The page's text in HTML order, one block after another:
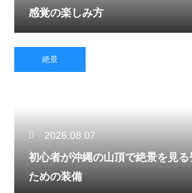
感覚の楽しみ方
絶景
2026.08.07
初心者が沖縄の山頂で絶景を見
ための装備